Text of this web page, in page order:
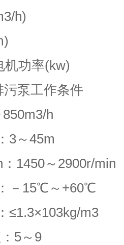
h)
功率(kw)
泵工作条件
h
～45m
1450～2900r/min
15℃～+60℃
m3
5～9